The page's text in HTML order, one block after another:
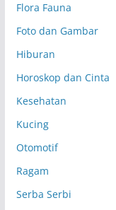
Flora Fauna
Foto dan Gambar
Hiburan
Horoskop dan Cinta
Kesehatan
Kucing
Otomotif
Ragam
Serba Serbi